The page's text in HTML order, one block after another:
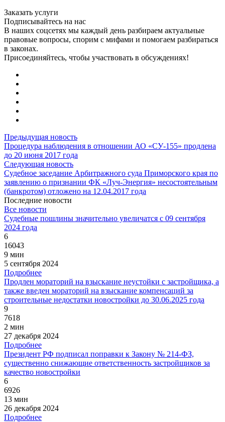
Заказать услуги
Подписывайтесь на нас
В наших соцсетях мы каждый день разбираем актуальные
правовые вопросы, спорим с мифами и помогаем разбираться
в законах.
Присоединяйтесь, чтобы участвовать в обсуждениях!
Предыдущая новость
Процедура наблюдения в отношении АО «СУ-155» продлена
до 20 июня 2017 года
Следующая новость
Cудебное заседание Арбитражного суда Приморского края по
заявлению о признании ФК «Луч-Энергия» несостоятельным
(банкротом) отложено на 12.04.2017 года
Последние новости
Все новости
Судебные пошлины значительно увеличатся с 09 сентября
2024 года
6
16043
9 мин
5 сентября 2024
Подробнее
Продлен мораторий на взыскание неустойки с застройщика, а
также введен мораторий на взыскание компенсаций за
строительные недостатки новостройки до 30.06.2025 года
9
7618
2 мин
27 декабря 2024
Подробнее
Президент РФ подписал поправки к Закону № 214-ФЗ,
существенно снижающие ответственность застройщиков за
качество новостройки
6
6926
13 мин
26 декабря 2024
Подробнее